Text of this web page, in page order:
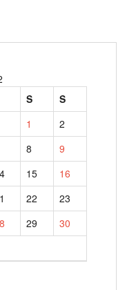
S
S
1
2
8
9
15
16
22
23
29
30